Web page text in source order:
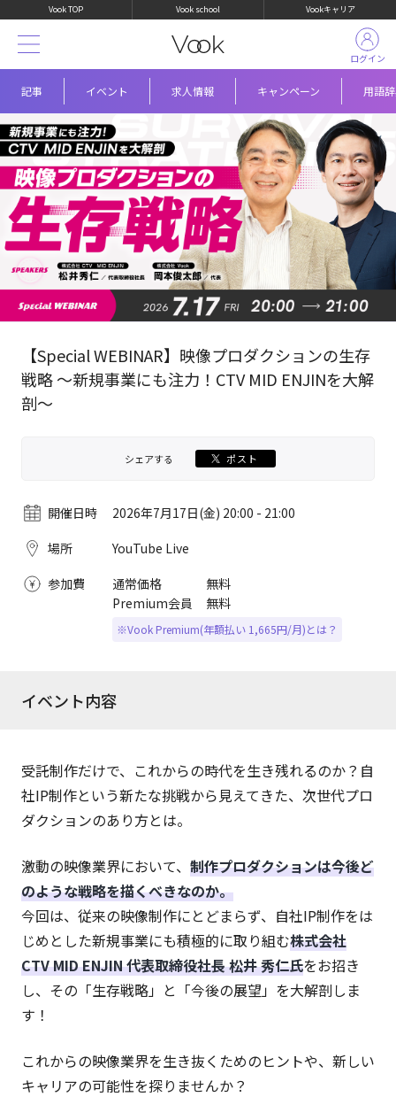
Vook TOP Vook school Vookキャリア
記事 イベント 求人情報 キャンペーン 用語
ログイン
【Special WEBINAR】映像プロダクションの生存
戦略 〜新規事業にも注力！CTV MID ENJINを大解
剖〜
シェアする ポスト
開催日時
2026年7月17日(金) 20:00 - 21:00
場所
YouTube Live
参加費
通常価格
無料
Premium会員
無料
※Vook Premium(年額払い 1,665円/月)とは？
イベント内容
受託制作だけで、これからの時代を生き残れるのか？自
社IP制作という新たな挑戦から見えてきた、次世代プロ
ダクションのあり方とは。
激動の映像業界において、 制作プロダクションは今後ど
のような戦略を描くべきなのか。
今回は、従来の映像制作にとどまらず、自社IP制作をは
じめとした新規事業にも積極的に取り組む株式会社
CTV MID ENJIN 代表取締役社長 松井 秀仁氏をお招き
し、その「生存戦略」と「今後の展望」を大解剖しま
す！
これからの映像業界を生き抜くためのヒントや、新しい
キャリアの可能性を探りませんか？